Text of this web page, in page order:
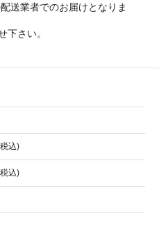
送業者でのお届けとなりま
下さい。
込)
込)